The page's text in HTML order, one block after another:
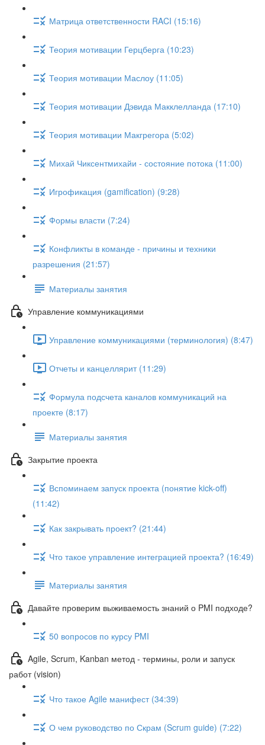
Матрица ответственности RACI (15:16)
Теория мотивации Герцберга (10:23)
Теория мотивации Маслоу (11:05)
Теория мотивации Дэвида Макклелланда (17:10)
Теория мотивации Макгрегора (5:02)
Михай Чиксентмихайи - состояние потока (11:00)
Игрофикация (gamification) (9:28)
Формы власти (7:24)
Конфликты в команде - причины и техники
разрешения (21:57)
Материалы занятия
Управление коммуникациями
Управление коммуникациями (терминология) (8:47)
Отчеты и канцеллярит (11:29)
Формула подсчета каналов коммуникаций на
проекте (8:17)
Материалы занятия
Закрытие проекта
Вспоминаем запуск проекта (понятие kick-off)
(11:42)
Как закрывать проект? (21:44)
Что такое управление интеграцией проекта? (16:49)
Материалы занятия
Давайте проверим выживаемость знаний о PMI подходе?
50 вопросов по курсу PMI
Agile, Scrum, Kanban метод - термины, роли и запуск
работ (vision)
Что такое Agile манифест (34:39)
О чем руководство по Скрам (Scrum guide) (7:22)